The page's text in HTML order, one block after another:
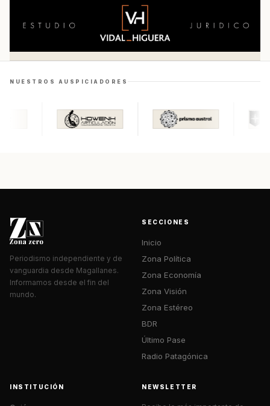
NUESTROS AUSPICIADORES
Periodismo independiente y de
vanguardia desde Magallanes.
Informamos desde el fin del
mundo.
SECCIONES
Inicio
Zona Política
Zona Economía
Zona Visión
Zona Estéreo
BDR
Último Pase
Radio Patagónica
INSTITUCIÓN NEWSLETTER